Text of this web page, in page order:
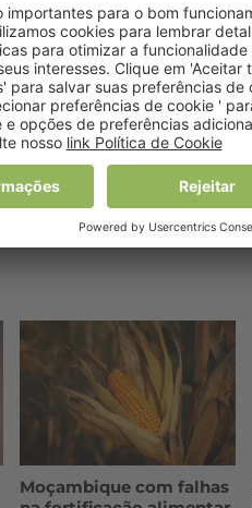
Moçambique com falhas